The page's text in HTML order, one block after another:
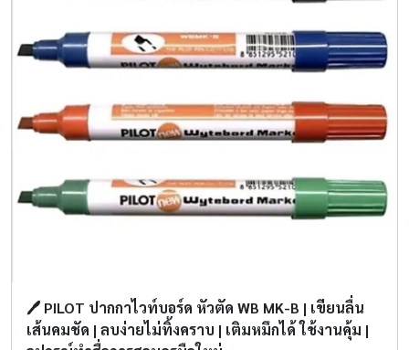
🖊️ PILOT ปากกาไวท์บอร์ด หัวตัด WB MK-B | เขียนลื่น
เส้นคมชัด | ลบง่ายไม่ทิ้งคราบ | เติมหมึกได้ ใช้งานคุ้ม |